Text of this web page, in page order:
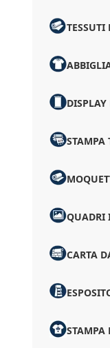
TESSUTI
DISPLAY
STAMPA
QUADRI
CARTA
STAMPA